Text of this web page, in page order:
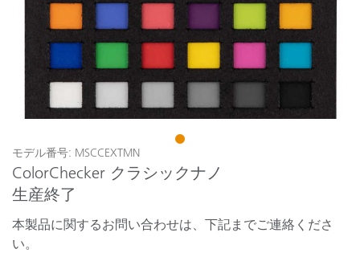
1
モデル番号: MSCCEXTMN
ColorChecker クラシックナノ
生産終了
本製品に関するお問い合わせは、下記までご連絡くださ
い。